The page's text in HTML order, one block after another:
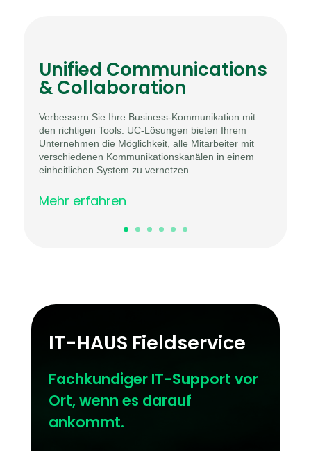
Unified Communications
& Collaboration
Verbessern Sie Ihre Business-Kommunikation mit
den richtigen Tools. UC-Lösungen bieten Ihrem
Unternehmen die Möglichkeit, alle Mitarbeiter mit
verschiedenen Kommunikationskanälen in einem
einheitlichen System zu vernetzen.
Mehr erfahren
IT-HAUS Fieldservice
Fachkundiger IT-Support vor
Ort, wenn es darauf
ankommt.